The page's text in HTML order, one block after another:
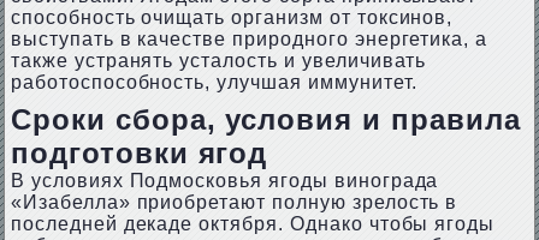
способность очищать организм от токсинов,
выступать в качестве природного энергетика, а
также устранять усталость и увеличивать
работоспособность, улучшая иммунитет.
Сроки сбора, условия и правила
подготовки ягод
В условиях Подмосковья ягоды винограда
«Изабелла» приобретают полную зрелость в
последней декаде октября. Однако чтобы ягоды